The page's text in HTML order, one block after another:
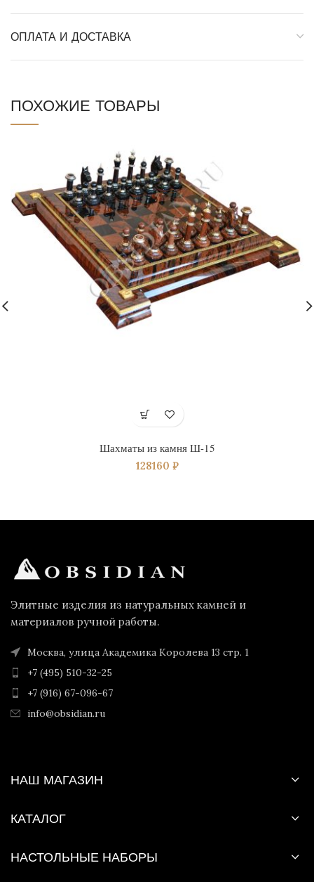
ОПЛАТА И ДОСТАВКА
ПОХОЖИЕ ТОВАРЫ
Шахматы из камня Ш-15
128160 ₽
Элитные изделия из натуральных камней и
материалов ручной работы.
Москва, улица Академика Королева 13 стр. 1
+7 (495) 510-32-25
+7 (916) 67-096-67
info@obsidian.ru
НАШ МАГАЗИН
КАТАЛОГ
НАСТОЛЬНЫЕ НАБОРЫ